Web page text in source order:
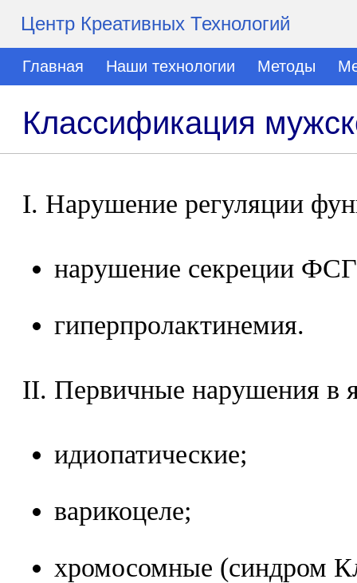
Центр Креативных Технологий
Главная Наши технологии Методы
Классификация
I. Нарушение регуляции
нарушение секреции
гиперпролактинемия.
II. Первичные нарушения в
идиопатические;
варикоцеле;
хромосомные (синдром